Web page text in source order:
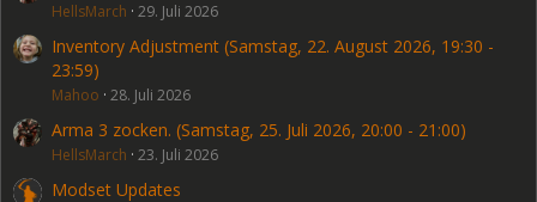
HellsMarch 29. Juli 2026
Inventory Adjustment (Samstag, 22. August 2026, 19:30 -
23:59)
Mahoo 28. Juli 2026
Arma 3 zocken. (Samstag, 25. Juli 2026, 20:00 - 21:00)
HellsMarch 23. Juli 2026
Modset Updates